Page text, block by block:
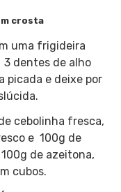
crosta
uma frigideira
dentes de alho
picada e deixe por
cebolinha fresca,
e 100g de
de azeitona,
cubos.